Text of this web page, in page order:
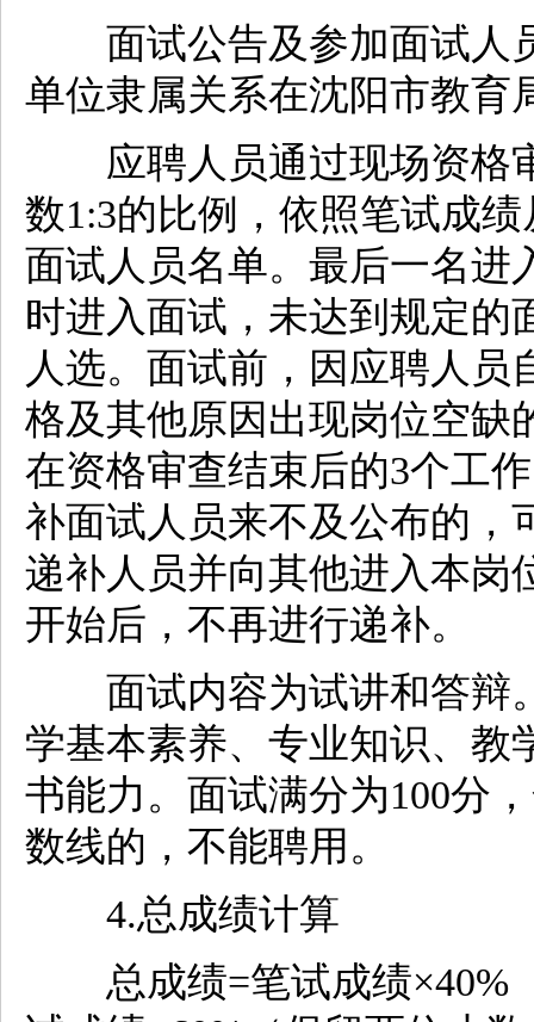
面试公告及参加面试人
单位隶属关系在沈阳市教育
应聘人员通过现场资格
数1:3的比例，依照笔试成
面试人员名单。最后一名进
时进入面试，未达到规定的
人选。面试前，因应聘人
格及其他原因出现岗位空缺
在资格审查结束后的3个工
补面试人员来不及公布的，
递补人员并向其他进入本岗
开始后，不再进行递补。
面试内容为试讲和答辩
学基本素养、专业知识、教
书能力。面试满分为100分
数线的，不能聘用。
4.总成绩计算
总成绩=笔试成绩×40%